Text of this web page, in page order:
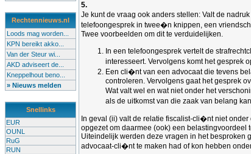
Rechtennieuws.nl
Loods mag worden...
KPN bereikt akko...
Van der Steur wi...
AKD adviseert de...
Kneppelhout beno...
» Nieuws melden
Snellinks
EUR
OUNL
RuG
RUN
5.
Je kunt de vraag ook anders stellen: Valt de
telefoongesprek in twee�n knippen, een
Twee voorbeelden om dit te verduidelijken.
In een telefoongesprek vertelt de
interesseert. Vervolgens komt het gesprek
Een cli�nt van een advocaat die tevens
controleren. Vervolgens gaat het gesprek
Wat valt wel en wat niet onder het
als de uitkomst van die zaak van belang
In geval (ii) valt de relatie fiscalist-cli�nt niet
opgezet om daarmee (ook) een
Uiteindelijk werden deze vragen in het besproken
advocaat-cli�nt te maken had of kon hebben